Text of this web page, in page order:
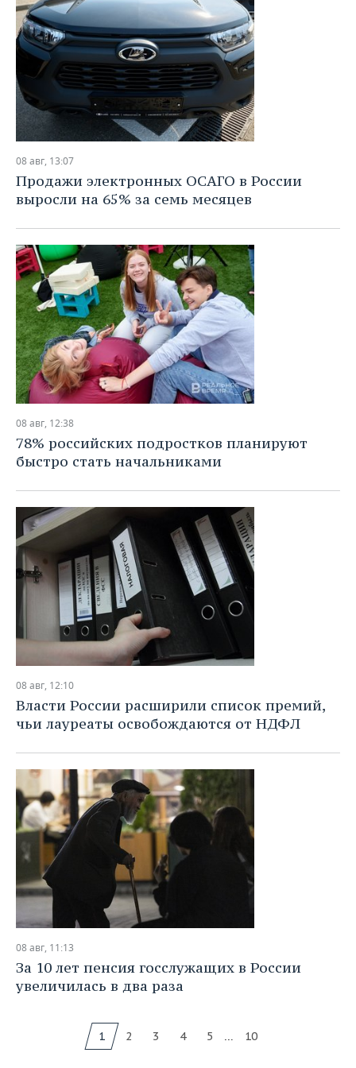
08 авг, 13:07
Продажи электронных ОСАГО в России
выросли на 65% за семь месяцев
08 авг, 12:38
78% российских подростков планируют
быстро стать начальниками
08 авг, 12:10
Власти России расширили список премий,
чьи лауреаты освобождаются от НДФЛ
08 авг, 11:13
За 10 лет пенсия госслужащих в России
увеличилась в два раза
1 2 3 4 5 ... 10